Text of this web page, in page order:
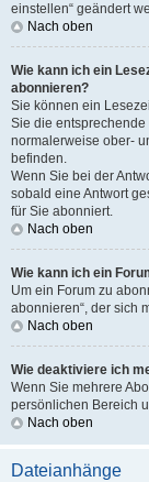
einstellen“ geändert
Nach oben
Wie kann ich ein
abonnieren?
Sie können ein
Sie die entsprechende
normalerweise ober-
befinden.
Wenn Sie bei der
sobald eine Antwort
für Sie abonniert.
Nach oben
Wie kann ich ein
Um ein Forum zu
abonnieren“, der sich
Nach oben
Wie deaktiviere ich
Wenn Sie mehrere
persönlichen Bereich
Nach oben
Dateianhänge